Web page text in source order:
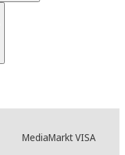
MediaMarkt VISA